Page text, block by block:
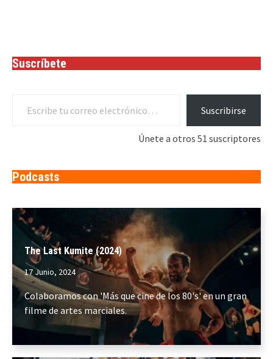
Suscríbete
Suscribirse
Únete a otros 51 suscriptores
Podcasts
The Last Kumite (2024)
17 Junio, 2024
Colaboramos con 'Más que cine de los 80's' en un gran
filme de artes marciales.